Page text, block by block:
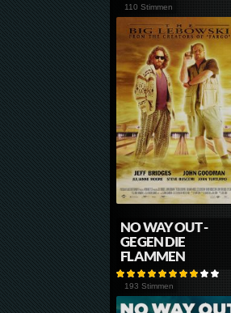
110 Stimmen
NO WAY OUT -
GEGEN DIE
FLAMMEN
193 Stimmen